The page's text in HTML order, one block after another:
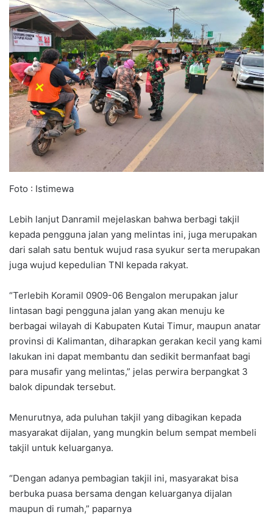
Foto : Istimewa
Lebih lanjut Danramil mejelaskan bahwa berbagi takjil
kepada pengguna jalan yang melintas ini, juga merupakan
dari salah satu bentuk wujud rasa syukur serta merupakan
juga wujud kepedulian TNI kepada rakyat.
“Terlebih Koramil 0909-06 Bengalon merupakan jalur
lintasan bagi pengguna jalan yang akan menuju ke
berbagai wilayah di Kabupaten Kutai Timur, maupun anatar
provinsi di Kalimantan, diharapkan gerakan kecil yang kami
lakukan ini dapat membantu dan sedikit bermanfaat bagi
para musafir yang melintas,” jelas perwira berpangkat 3
balok dipundak tersebut.
Menurutnya, ada puluhan takjil yang dibagikan kepada
masyarakat dijalan, yang mungkin belum sempat membeli
takjil untuk keluarganya.
“Dengan adanya pembagian takjil ini, masyarakat bisa
berbuka puasa bersama dengan keluarganya dijalan
maupun di rumah,” paparnya